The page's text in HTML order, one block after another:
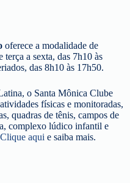
oferece a modalidade de
terça a sexta, das 7h10 às
das 8h10 às 17h50.
o Santa Mônica Clube
físicas e monitoradas,
quadras de tênis, campos de
complexo lúdico infantil e
Clique aqui e saiba mais.